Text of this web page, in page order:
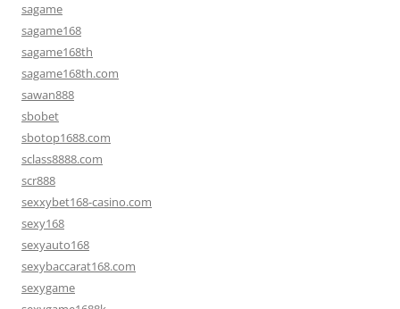
sagame
sagame168
sagame168th
sagame168th.com
sawan888
sbobet
sbotop1688.com
sclass8888.com
scr888
sexxybet168-casino.com
sexy168
sexyauto168
sexybaccarat168.com
sexygame